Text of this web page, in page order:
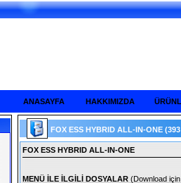
ANASAYFA HAKKIMIZDA
FOX ESS HYBRID ALL-IN-ONE
FOX ESS HYBRID ALL-IN-ONE
MENÜ İLE İLGİLİ DOSYALAR (Download